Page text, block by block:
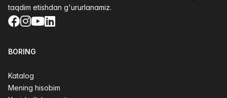
taqdim etishdan g'ururlanamiz.
Facebook
Instagram
YouTube
LinkedIn
BORING
Katalog
Mening hisobim